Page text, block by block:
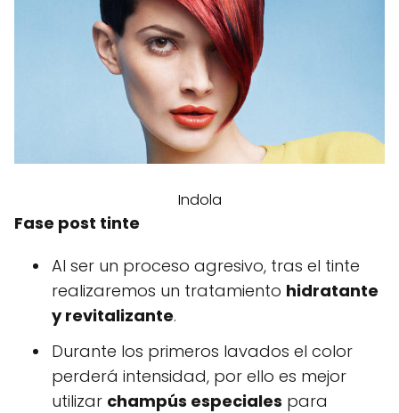
Indola
Fase post tinte
Al ser un proceso agresivo, tras el tinte
realizaremos un tratamiento hidratante
y revitalizante.
Durante los primeros lavados el color
perderá intensidad, por ello es mejor
utilizar champús especiales para